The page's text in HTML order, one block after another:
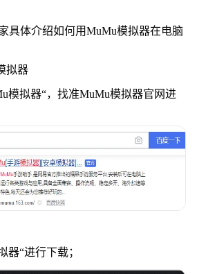
具体介绍如何用MuMu模拟器在电脑
拟器
模拟器“，找准MuMu模拟器官网进
器“进行下载；